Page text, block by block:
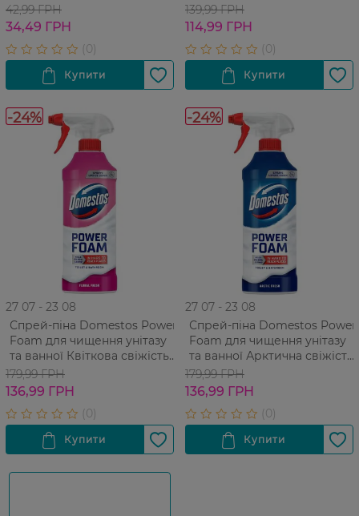
42,99 ГРН
34,49 ГРН
139,99 ГРН
114,99 ГРН
-24%
27 07 - 23 08
Спрей-піна Domestos Power
Foam для чищення унітазу
та ванної Квіткова свіжість
435 мл
179,99 ГРН
136,99 ГРН
-24%
27 07 - 23 08
Спрей-піна Domestos Power
Foam для чищення унітазу
та ванної Арктична свіжість
435 мл
179,99 ГРН
136,99 ГРН